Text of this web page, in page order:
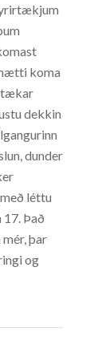
koma
dekkin
dunder
léttu
17. Það
þar
og